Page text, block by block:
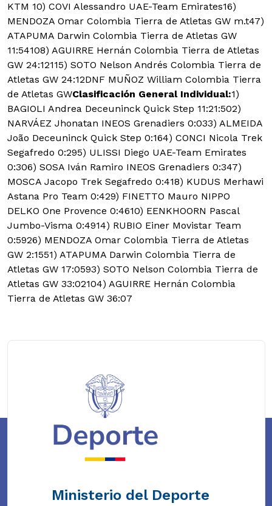
KTM 10) COVI Alessandro UAE-Team Emirates16)
MENDOZA Omar Colombia Tierra de Atletas GW m.t47)
ATAPUMA Darwin Colombia Tierra de Atletas GW
11:54108) AGUIRRE Hernán Colombia Tierra de Atletas
GW 24:12115) SOTO Nelson Andrés Colombia Tierra de
Atletas GW 24:12DNF MUÑOZ William Colombia Tierra
de Atletas GWClasificación General Individual:1)
BAGIOLI Andrea Deceuninck Quick Step 11:21:502)
NARVÁEZ Jhonatan INEOS Grenadiers 0:033) ALMEIDA
João Deceuninck Quick Step 0:164) CONCI Nicola Trek
Segafredo 0:295) ULISSI Diego UAE-Team Emirates
0:306) SOSA Iván Ramiro INEOS Grenadiers 0:347)
MOSCA Jacopo Trek Segafredo 0:418) KUDUS Merhawi
Astana Pro Team 0:429) FINETTO Mauro NIPPO
DELKO One Provence 0:4610) EENKHOORN Pascal
Jumbo-Visma 0:4914) RUBIO Einer Movistar Team
0:5926) MENDOZA Omar Colombia Tierra de Atletas
GW 2:1551) ATAPUMA Darwin Colombia Tierra de
Atletas GW 17:0593) SOTO Nelson Colombia Tierra de
Atletas GW 33:02104) AGUIRRE Hernán Colombia
Tierra de Atletas GW 36:07
Ministerio del Deporte